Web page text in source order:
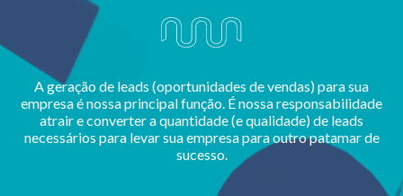
A geração de leads (oportunidades de vendas) para sua
empresa é nossa principal função. É nossa responsabilidade
atrair e converter a quantidade (e qualidade) de leads
necessários para levar sua empresa para outro patamar de
sucesso.